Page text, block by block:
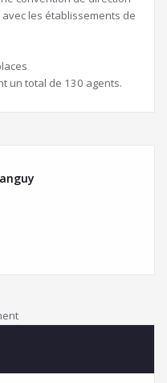
les établissements de
un total de 130 agents.